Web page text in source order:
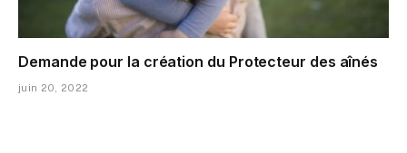
Demande pour la création du Protecteur des aînés
juin 20, 2022